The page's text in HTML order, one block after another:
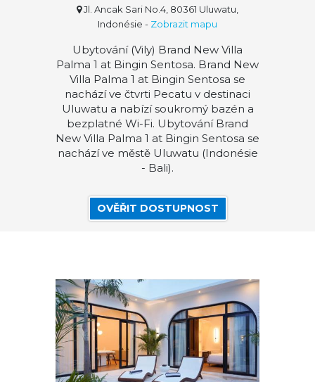
Jl. Ancak Sari No.4, 80361 Uluwatu,
Indonésie - Zobrazit mapu
Ubytování (Vily) Brand New Villa
Palma 1 at Bingin Sentosa. Brand New
Villa Palma 1 at Bingin Sentosa se
nachází ve čtvrti Pecatu v destinaci
Uluwatu a nabízí soukromý bazén a
bezplatné Wi-Fi. Ubytování Brand
New Villa Palma 1 at Bingin Sentosa se
nachází ve městě Uluwatu (Indonésie
- Bali).
OVĚŘIT DOSTUPNOST